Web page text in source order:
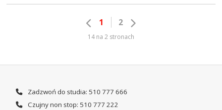
1 2
14 na 2 stronach
Zadzwoń do studia: 510 777 666
Czujny non stop: 510 777 222